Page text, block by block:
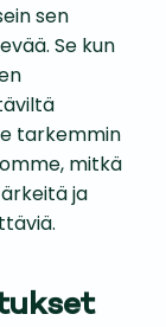
sen
Se kun
tarkemmin
mitkä
ja